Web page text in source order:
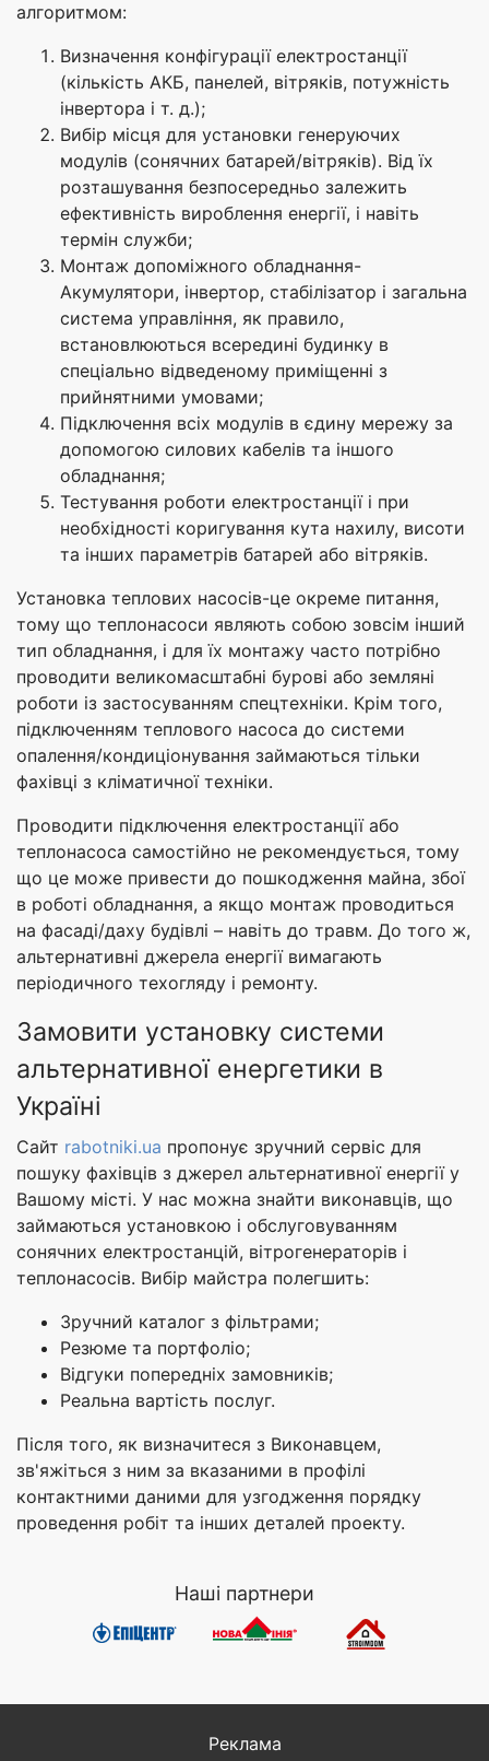
алгоритмом:
Визначення конфігурації електростанції
(кількість АКБ, панелей, вітряків, потужність
інвертора і т. д.);
Вибір місця для установки генеруючих
модулів (сонячних батарей/вітряків). Від їх
розташування безпосередньо залежить
ефективність вироблення енергії, і навіть
термін служби;
Монтаж допоміжного обладнання-
Акумулятори, інвертор, стабілізатор і загальна
система управління, як правило,
встановлюються всередині будинку в
спеціально відведеному приміщенні з
прийнятними умовами;
Підключення всіх модулів в єдину мережу за
допомогою силових кабелів та іншого
обладнання;
Тестування роботи електростанції і при
необхідності коригування кута нахилу, висоти
та інших параметрів батарей або вітряків.
Установка теплових насосів-це окреме питання,
тому що теплонасоси являють собою зовсім інший
тип обладнання, і для їх монтажу часто потрібно
проводити великомасштабні бурові або земляні
роботи із застосуванням спецтехніки. Крім того,
підключенням теплового насоса до системи
опалення/кондиціонування займаються тільки
фахівці з кліматичної техніки.
Проводити підключення електростанції або
теплонасоса самостійно не рекомендується, тому
що це може привести до пошкодження майна, збої
в роботі обладнання, а якщо монтаж проводиться
на фасаді/даху будівлі – навіть до травм. До того ж,
альтернативні джерела енергії вимагають
періодичного техогляду і ремонту.
Замовити установку системи
альтернативної енергетики в
Україні
Сайт rabotniki.ua пропонує зручний сервіс для
пошуку фахівців з джерел альтернативної енергії у
Вашому місті. У нас можна знайти виконавців, що
займаються установкою і обслуговуванням
сонячних електростанцій, вітрогенераторів і
теплонасосів. Вибір майстра полегшить:
Зручний каталог з фільтрами;
Резюме та портфоліо;
Відгуки попередніх замовників;
Реальна вартість послуг.
Після того, як визначитеся з Виконавцем,
зв'яжіться з ним за вказаними в профілі
контактними даними для узгодження порядку
проведення робіт та інших деталей проекту.
Наші партнери
Реклама